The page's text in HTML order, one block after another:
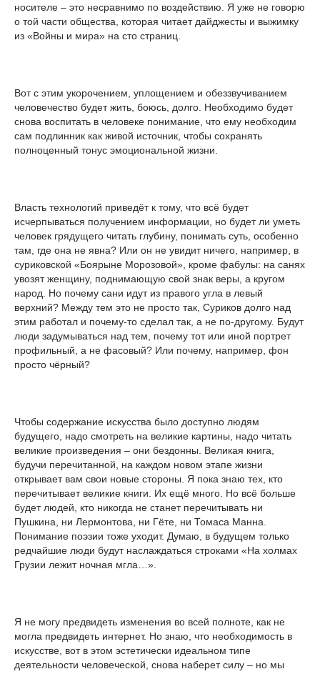
носителе – это несравнимо по воздействию. Я уже не говорю
о той части общества, которая читает дайджесты и выжимку
из «Войны и мира» на сто страниц.
Вот с этим укорочением, уплощением и обеззвучиванием
человечество будет жить, боюсь, долго. Необходимо будет
снова воспитать в человеке понимание, что ему необходим
сам подлинник как живой источник, чтобы сохранять
полноценный тонус эмоциональной жизни.
Власть технологий приведёт к тому, что всё будет
исчерпываться получением информации, но будет ли уметь
человек грядущего читать глубину, понимать суть, особенно
там, где она не явна? Или он не увидит ничего, например, в
суриковской «Боярыне Морозовой», кроме фабулы: на санях
увозят женщину, поднимающую свой знак веры, а кругом
народ. Но почему сани идут из правого угла в левый
верхний? Между тем это не просто так, Суриков долго над
этим работал и почему-то сделал так, а не по-другому. Будут
люди задумываться над тем, почему тот или иной портрет
профильный, а не фасовый? Или почему, например, фон
просто чёрный?
Чтобы содержание искусства было доступно людям
будущего, надо смотреть на великие картины, надо читать
великие произведения – они бездонны. Великая книга,
будучи перечитанной, на каждом новом этапе жизни
открывает вам свои новые стороны. Я пока знаю тех, кто
перечитывает великие книги. Их ещё много. Но всё больше
будет людей, кто никогда не станет перечитывать ни
Пушкина, ни Лермонтова, ни Гёте, ни Томаса Манна.
Понимание поэзии тоже уходит. Думаю, в будущем только
редчайшие люди будут наслаждаться строками «На холмах
Грузии лежит ночная мгла…».
Я не могу предвидеть изменения во всей полноте, как не
могла предвидеть интернет. Но знаю, что необходимость в
искусстве, вот в этом эстетически идеальном типе
деятельности человеческой, снова наберет силу – но мы